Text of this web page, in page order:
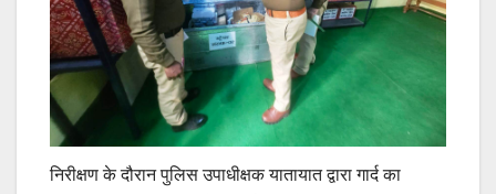
निरीक्षण के दौरान पुलिस उपाधीक्षक यातायात द्वारा गार्द का